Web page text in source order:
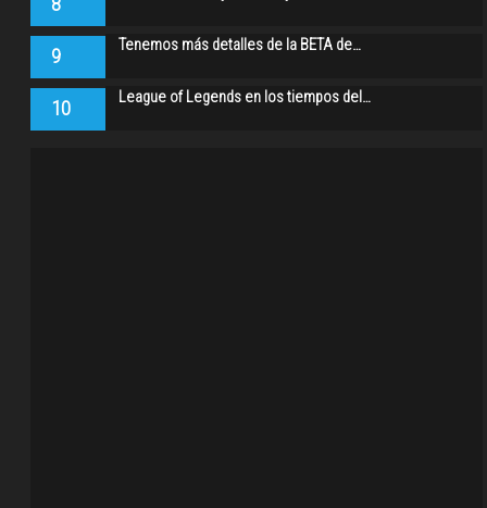
9 Tenemos más detalles de la BETA de…
10 League of Legends en los tiempos del…